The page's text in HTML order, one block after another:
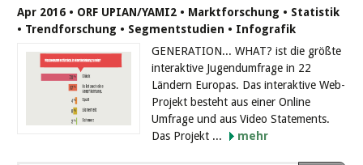
Apr 2016 • ORF UPIAN/YAMI2 • Marktforschung • Statistik
• Trendforschung • Segmentstudien • Infografik
GENERATION... WHAT? ist die größte
interaktive Jugendumfrage in 22
Ländern Europas. Das interaktive Web-
Projekt besteht aus einer Online
Umfrage und aus Video Statements.
Das Projekt ...
mehr